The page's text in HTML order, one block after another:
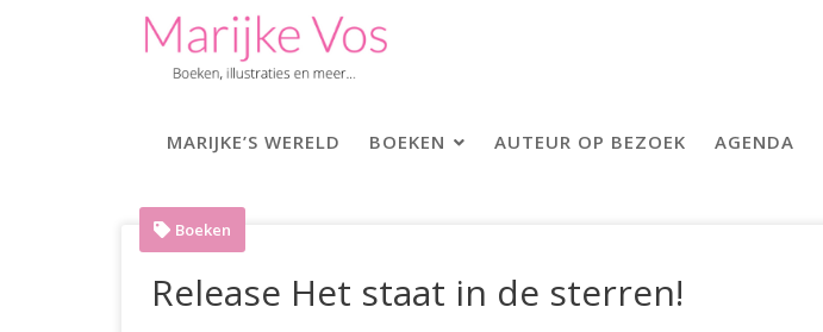
MARIJKE’S WERELD BOEKEN AUTEUR OP BEZOEK AGENDA
Boeken
Release Het staat in de sterren!